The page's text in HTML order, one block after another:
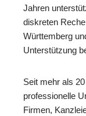
Jahren
diskreten
Württemberg
Unterstützung
Seit mehr als
professionelle
Firmen,